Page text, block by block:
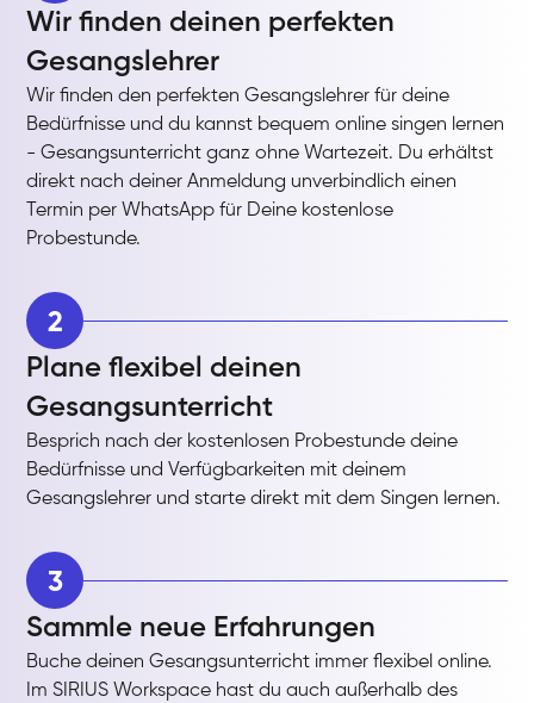
Wir finden deinen perfekten
Gesangslehrer
Wir finden den perfekten Gesangslehrer für deine
Bedürfnisse und du kannst bequem online singen lernen
- Gesangsunterricht ganz ohne Wartezeit. Du erhältst
direkt nach deiner Anmeldung unverbindlich einen
Termin per WhatsApp für Deine kostenlose
Probestunde.
2
Plane flexibel deinen
Gesangsunterricht
Besprich nach der kostenlosen Probestunde deine
Bedürfnisse und Verfügbarkeiten mit deinem
Gesangslehrer und starte direkt mit dem Singen lernen.
3
Sammle neue Erfahrungen
Buche deinen Gesangsunterricht immer flexibel online.
Im SIRIUS Workspace hast du auch außerhalb des